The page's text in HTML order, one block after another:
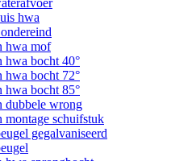
hwa
hwa mof
hwa bocht 40°
hwa bocht 72°
hwa bocht 85°
dubbele wrong
montage schuifstuk
gegalvaniseerd